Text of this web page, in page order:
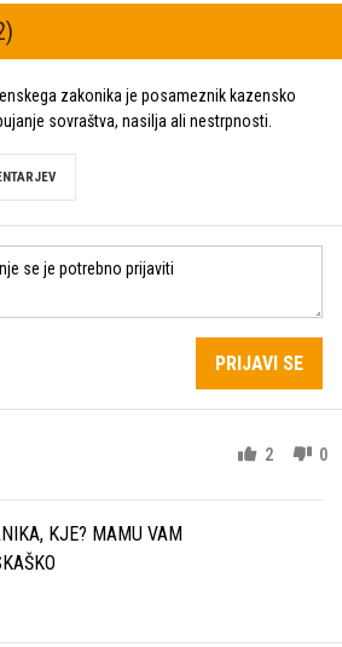
zakonika je posameznik kazensko
sovraštva, nasilja ali nestrpnosti.
PRIJAVI SE
2 0
KJE? MAMU VAM